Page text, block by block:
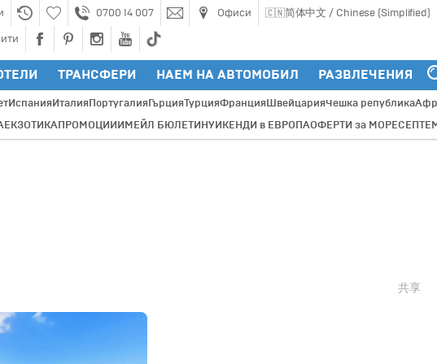
0700 14 007 Офиси 🇨🇳简体中文 / Chinese (Simplified)
ТРАНСФЕРИ НАЕМ НА АВТОМОБИЛ РАЗВЛЕЧЕНИЯ
ИспанияИталияПортугалияГърцияТурцияФранцияШвейцарияЧешка република
ЕКЗОТИКАПРОМОЦИИИМЕЙЛ БЮЛЕТИНУИКЕНДИ в ЕВРОПАОФЕРТИ за МОРЕ
共享